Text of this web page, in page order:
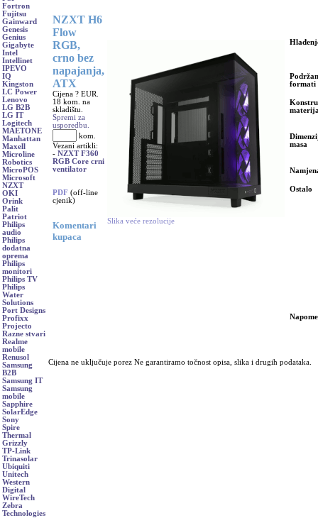
Fortron
Fujitsu
Gainward
Genesis
Genius
Gigabyte
Intel
Intellinet
IPEVO
IQ
Kingston
LC Power
Lenovo
LG B2B
LG IT
Logitech
MAETONE
Manhattan
Maxell
Microline
Robotics
MicroPOS
Microsoft
NZXT
OKI
Orink
Palit
Patriot
Philips
audio
Philips
dodatna
oprema
Philips
monitori
Philips TV
Philips
Water
Solutions
Port Designs
Profixx
Projecto
Razne stvari
Realme
mobile
Renusol
Samsung
B2B
Samsung IT
Samsung
mobile
Sapphire
SolarEdge
Sony
Spire
Thermal
Grizzly
TP-Link
Trinasolar
Ubiquiti
Unitech
Western
Digital
WireTech
Zebra
Technologies
NZXT H6
Flow
RGB,
crno bez
napajanja,
ATX
Cijena ? EUR.
18 kom. na
skladištu.
Spremi za
usporedbu.
kom.
Vezani artikli:
- NZXT F360
RGB Core crni
ventilator
PDF (off-line
cjenik)
Komentari
kupaca
Slika veće rezolucije
formati
masa
Ostalo
Cijena ne uključuje porez Ne garantiramo točnost opisa, slika i drugih podataka.